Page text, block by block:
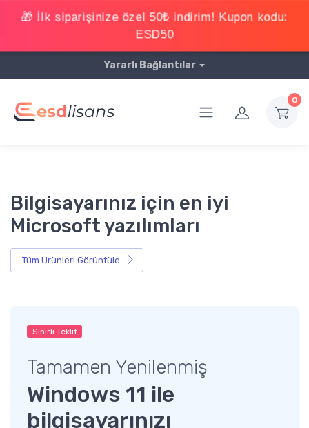
Yararlı Bağlantılar
0
Bilgisayarınız için en iyi
Microsoft yazılımları
Tüm Ürünleri Görüntüle
Sınırlı Teklif
Tamamen Yenilenmiş
Windows 11 ile
bilgisayarınızı